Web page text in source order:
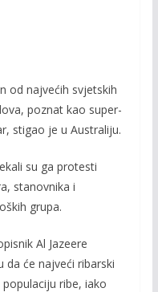
od najvećih svjetskih
poznat kao super-
stigao je u Australiju.
su ga protesti
stanovnika i
grupa.
Al Jazeere
će najveći ribarski
ribe, iako